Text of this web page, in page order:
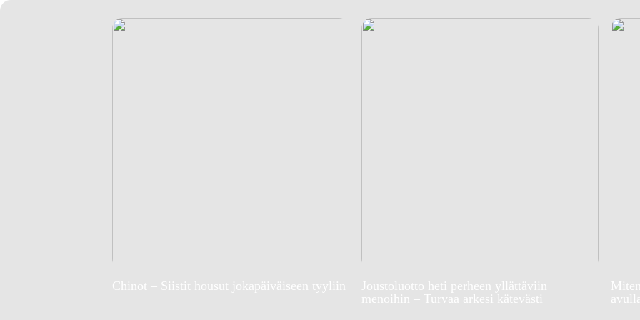
Chinot – Siistit housut jokapäiväiseen tyyliin
Joustoluotto heti perheen yllättäviin
menoihin – Turvaa arkesi kätevästi